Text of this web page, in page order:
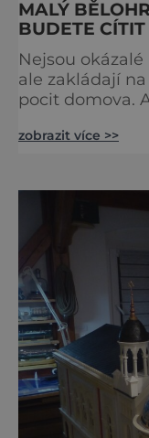
MALÝ
BUDETE
Nejsou
ale zakládají
pocit domova.
lázeňské
nevšimne, ani
zobrazit více >>